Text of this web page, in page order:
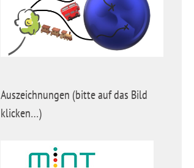
Auszeichnungen (bitte auf das Bild
klicken…)